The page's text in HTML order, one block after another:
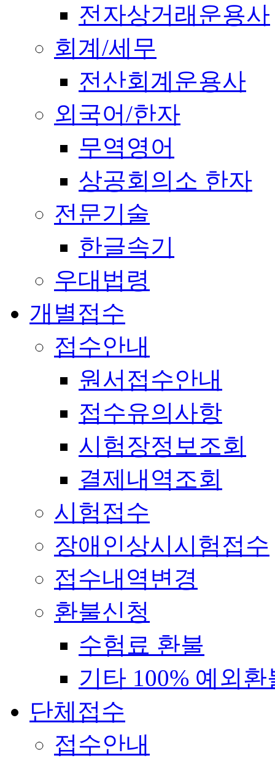
전자상거래운용사
회계/세무
전산회계운용사
외국어/한자
무역영어
상공회의소 한자
전문기술
한글속기
우대법령
개별접수
접수안내
원서접수안내
접수유의사항
시험장정보조회
결제내역조회
시험접수
장애인상시시험접수
접수내역변경
환불신청
수험료 환불
기타 100% 예외환
단체접수
접수안내